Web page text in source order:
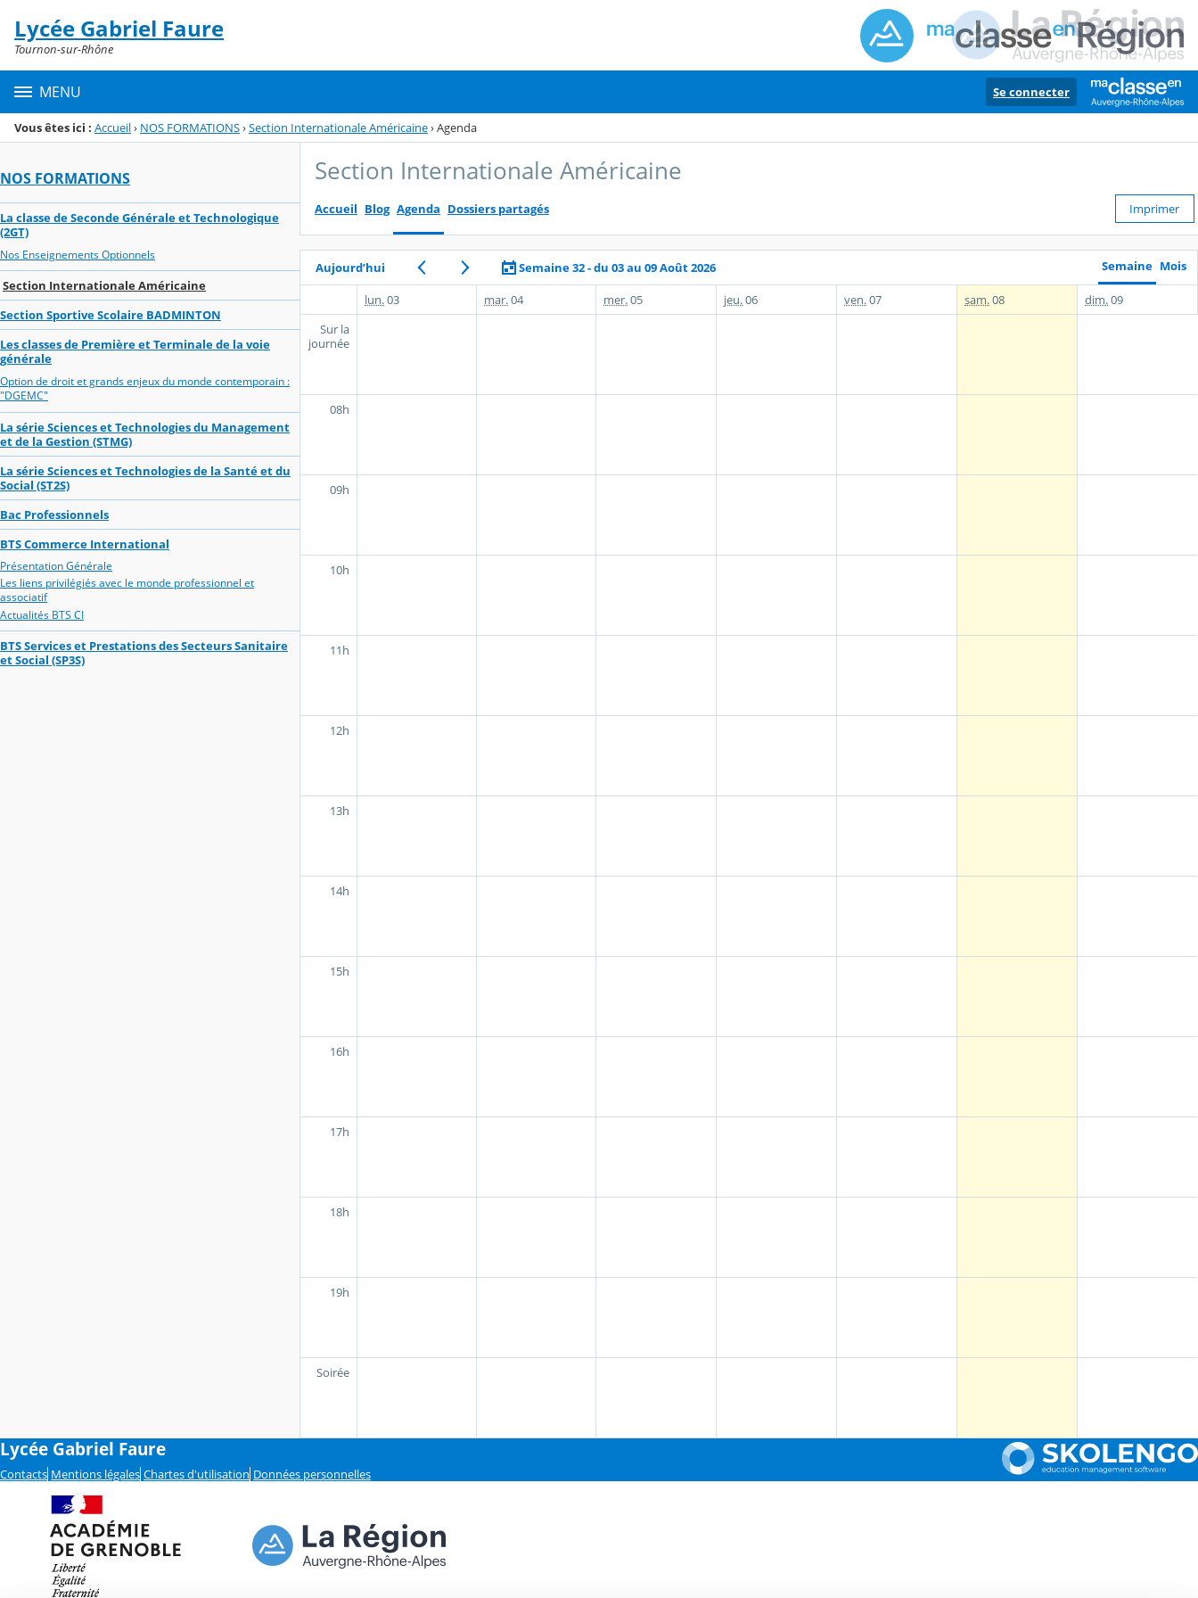
Menu de la rubrique
Contenu
Lycée Gabriel Faure
Tournon-sur-Rhône
MENU Se connecter
Vous êtes ici : Accueil› NOS FORMATIONS›Section Internationale Américaine›Agenda
NOS FORMATIONS
La classe de Seconde Générale et Technologique
(2GT)
Nos Enseignements Optionnels
Section Internationale Américaine
Section Sportive Scolaire BADMINTON
Les classes de Première et Terminale de la voie
générale
Option de droit et grands enjeux du monde contemporain :
"DGEMC"
La série Sciences et Technologies du Management
et de la Gestion (STMG)
La série Sciences et Technologies de la Santé et du
Social (ST2S)
Bac Professionnels
BTS Commerce International
Présentation Générale
Les liens privilégiés avec le monde professionnel et
associatif
Actualités BTS CI
BTS Services et Prestations des Secteurs Sanitaire
et Social (SP3S)
Section Internationale Américaine
Accueil Blog Agenda Dossiers partagés Imprimer
Aujourd’hui Semaine 32 - du 03 au 09 Août 2026 Semaine Mois
lun.03 mar.04 mer.05 jeu.06 ven.07 sam.08 dim.09
Sur la
journée
08h
09h
10h
11h
12h
13h
14h
15h
16h
17h
18h
19h
Soirée
Lycée Gabriel Faure
Contacts Mentions légales Chartes d'utilisation Données personnelles